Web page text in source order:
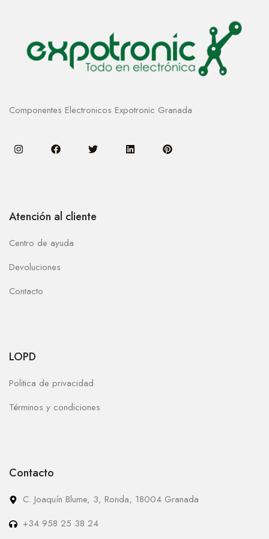
Componentes Electronicos Expotronic Granada
Atención al cliente
Centro de ayuda
Devoluciones
Contacto
LOPD
Politica de privacidad
Términos y condiciones
Contacto
C. Joaquín Blume, 3, Ronda, 18004 Granada
+34 958 25 38 24